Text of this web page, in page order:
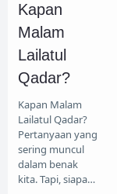
Kapan
Malam
Lailatul
Qadar?
Kapan Malam
Lailatul Qadar?
Pertanyaan yang
sering muncul
dalam benak
kita. Tapi, siapa